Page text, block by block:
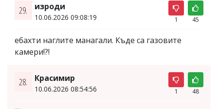
29. изроди
10.06.2026 09:08:19 1 45
ебахти наглите манагали. Къде са газовите
камери!?!
28. Красимир
10.06.2026 08:54:56 1 48